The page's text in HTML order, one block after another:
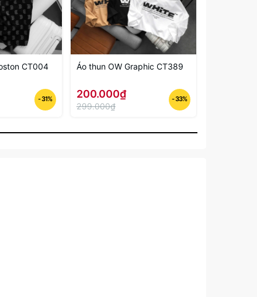
CT004
- 31%
Áo thun OW Graphic CT389
200.000₫
299.000₫
- 33%